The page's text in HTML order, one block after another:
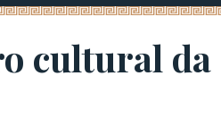
cultural da